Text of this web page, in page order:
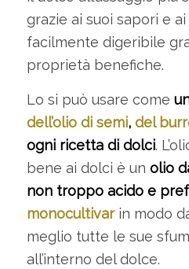
grazie ai suoi sapori e
facilmente digeribile
proprietà benefiche.
Lo si può usare come
dell’olio di semi, del
ogni ricetta di dolci.
bene ai dolci è un olio
non troppo acido e
monocultivarin modo
meglio tutte le sue
all’interno del dolce.